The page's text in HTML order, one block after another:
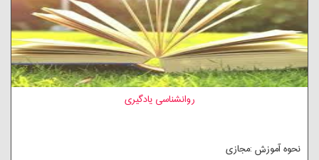
روانشناسی یادگیری
نحوه آموزش :مجازی